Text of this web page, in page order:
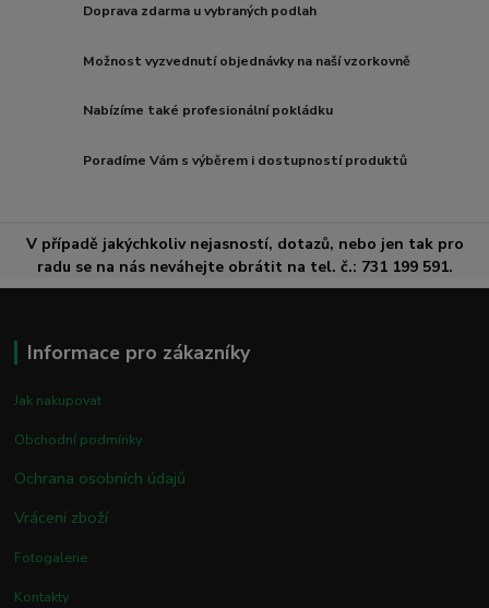
Doprava zdarma u vybraných podlah
Možnost vyzvednutí objednávky na naší vzorkovně
Nabízíme také profesionální pokládku
Poradíme Vám s výběrem i dostupností produktů
V případě jakýchkoliv nejasností, dotazů, nebo jen tak pro
radu se na nás neváhejte obrátit na tel. č.: 731 199 591.
Informace pro zákazníky
Jak nakupovat
Obchodní podmínky
Ochrana osobních údajů
Vrácení zboží
Fotogalerie
Kontakty